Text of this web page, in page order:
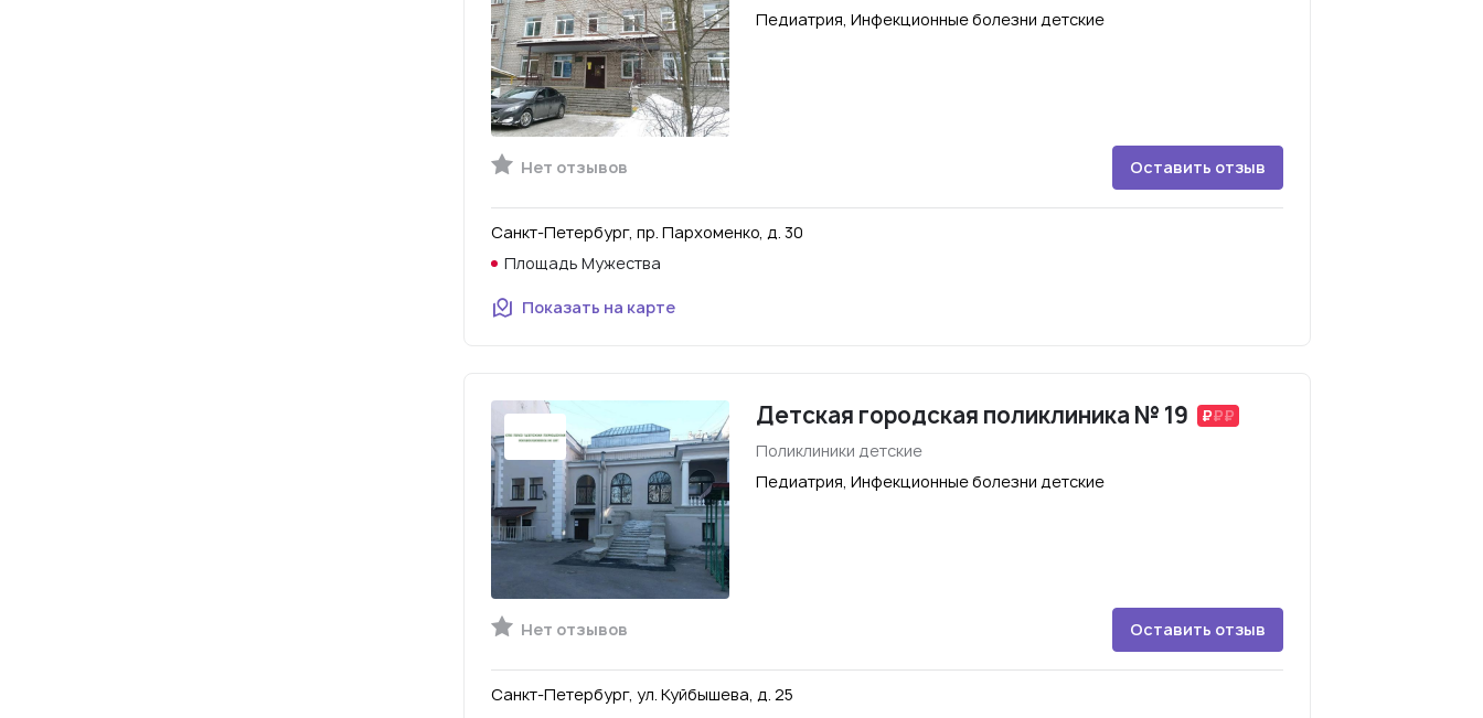
Педиатрия, Инфекционные болезни детские
Нет отзывов Оставить отзыв
Санкт-Петербург, пр. Пархоменко, д. 30
Площадь Мужества
Показать на карте
Детская городская поликлиника № 19
Поликлиники детские
Педиатрия, Инфекционные болезни детские
Нет отзывов Оставить отзыв
Санкт-Петербург, ул. Куйбышева, д. 25